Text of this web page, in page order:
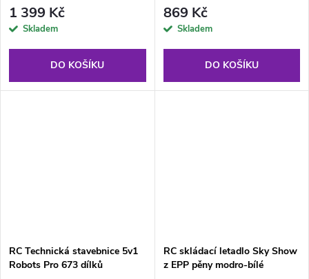
1 399 Kč
Skladem
DO KOŠÍKU
869 Kč
Skladem
DO KOŠÍKU
RC Technická stavebnice 5v1
Robots Pro 673 dílků
RC skládací letadlo Sky Show
z EPP pěny modro-bílé